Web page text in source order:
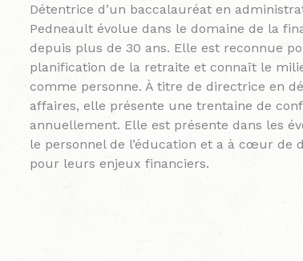
Détentrice d’un baccalauréat en
Pedneault évolue dans le domaine de la
depuis plus de 30 ans. Elle est reconnue
planification de la retraite et connaît le
comme personne. À titre de directrice en
affaires, elle présente une trentaine de
annuellement. Elle est présente dans les
le personnel de l’éducation et a à cœur de
pour leurs enjeux financiers.